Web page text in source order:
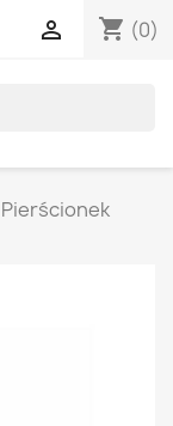
shopping_cart (0)

Pierścionek